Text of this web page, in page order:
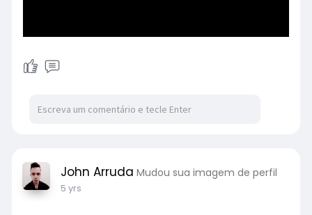
John Arruda Mudou sua imagem de perfil
5 yrs